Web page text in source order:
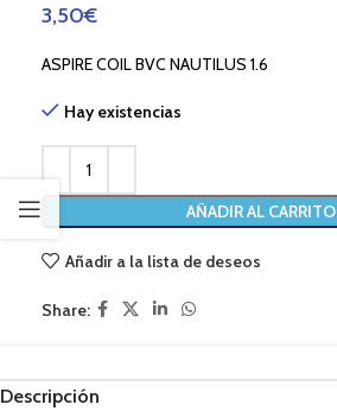
3,50€
ASPIRE COIL BVC NAUTILUS 1.6
Hay existencias
AÑADIR AL CARRITO
Añadir a la lista de deseos
Share:
Descripción